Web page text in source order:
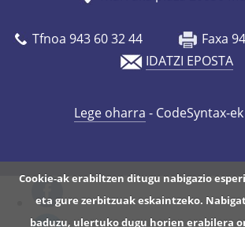
Cookie-ak erabiltzen ditugu nabigazio
eta gure zerbitzuak eskaintzeko.
baduzu, ulertuko dugu horien erabilera
Tfnoa 943 60 32 44
Faxa
IDATZI EPOSTA
Lege oharra - CodeSyntax-